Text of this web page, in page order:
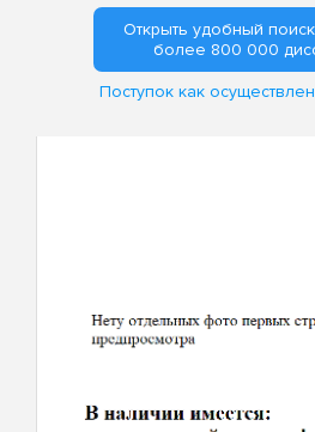
Открыть удобный
более 800 000
Поступок как